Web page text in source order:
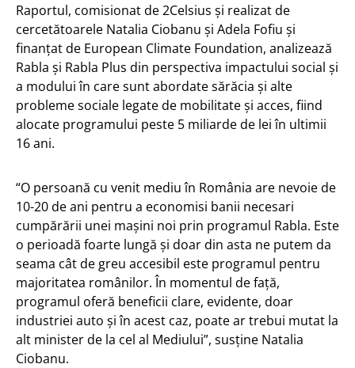
Raportul, comisionat de 2Celsius și realizat de
cercetătoarele Natalia Ciobanu și Adela Fofiu și
finanțat de European Climate Foundation, analizează
Rabla și Rabla Plus din perspectiva impactului social și
a modului în care sunt abordate sărăcia și alte
probleme sociale legate de mobilitate și acces, fiind
alocate programului peste 5 miliarde de lei în ultimii
16 ani.
“O persoană cu venit mediu în România are nevoie de
10-20 de ani pentru a economisi banii necesari
cumpărării unei mașini noi prin programul Rabla. Este
o perioadă foarte lungă și doar din asta ne putem da
seama cât de greu accesibil este programul pentru
majoritatea românilor. În momentul de față,
programul oferă beneficii clare, evidente, doar
industriei auto și în acest caz, poate ar trebui mutat la
alt minister de la cel al Mediului”, susține Natalia
Ciobanu.